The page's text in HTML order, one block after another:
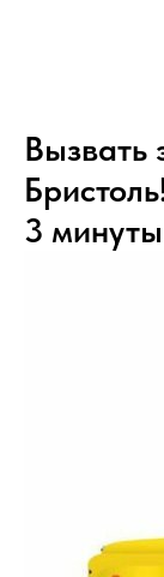
Вызвать
3